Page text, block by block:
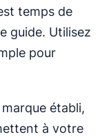
temps de
guide. Utilisez
pour
établi,
à votre